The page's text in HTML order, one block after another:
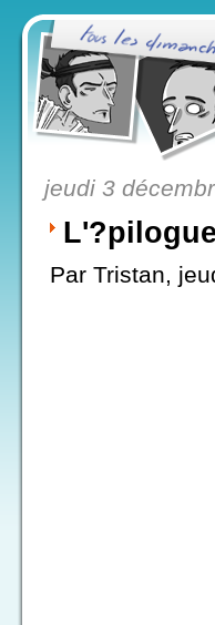
jeudi 3
Par Tristan,